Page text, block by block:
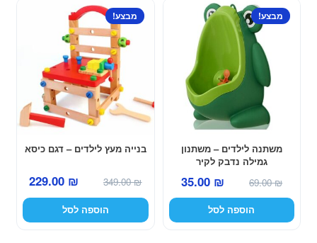
משתנה לילדים – משתנון
גמילה נדבק לקיר
מבצע!
69.00₪
המחיר
המקורי
היה:
35.00 ₪
המחיר
הנוכחי
הוא:
הוספה לסל
בנייה מעץ לילדים – דגם כיסא
מבצע!
349.00₪
המחיר
המקורי
היה:
229.00 ₪
הוא:
הוספה לסל